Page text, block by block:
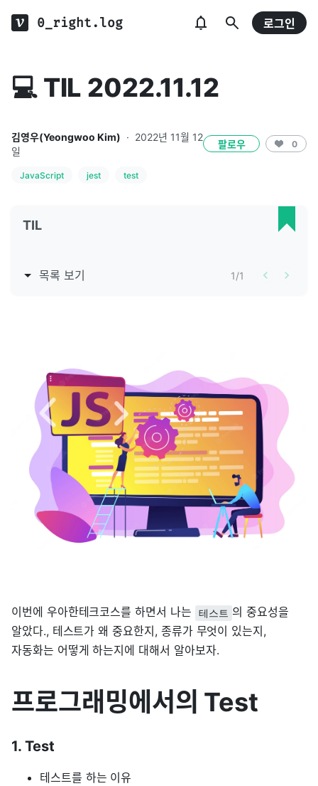
0_right.log 로그인
💻 TIL 2022.11.12
김영우(Yeongwoo Kim) · 2022년 11월 12
일
팔로우 0
JavaScript jest test
TIL
목록 보기 1/1
이번에 우아한테크코스를 하면서 나는 테스트 의 중요성을
알았다., 테스트가 왜 중요한지, 종류가 무엇이 있는지,
자동화는 어떻게 하는지에 대해서 알아보자.
프로그래밍에서의 Test
1. Test
테스트를 하는 이유